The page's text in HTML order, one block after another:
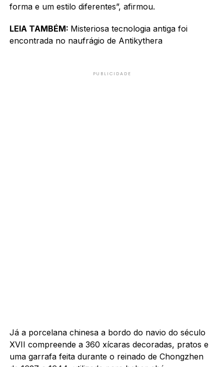
forma e um estilo diferentes”, afirmou.
LEIA TAMBÉM: Misteriosa tecnologia antiga foi
encontrada no naufrágio de Antikythera
PUBLICIDADE
Já a porcelana chinesa a bordo do navio do século
XVII compreende a 360 xícaras decoradas, pratos e
uma garrafa feita durante o reinado de Chongzhen